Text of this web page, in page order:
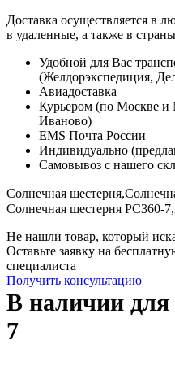
Доставка осуществляется в
в удаленные, а также в
Удобной для Вас
(Желдорэкспедиция,
Авиадоставка
Курьером (по Москве и
Иваново)
EMS Почта России
Индивидуально
Самовывоз с нашего
Солнечная шестерня,
Солнечная шестерня PC360-7,
Не нашли товар, который
Оставьте заявку на
специалиста
Получить консультацию
В наличии для
7